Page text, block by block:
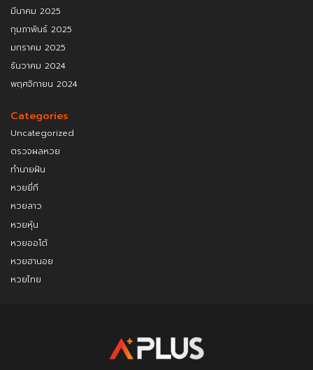
มีนาคม 2025
กุมภาพันธ์ 2025
มกราคม 2025
ธันวาคม 2024
พฤศจิกายน 2024
Categories
Uncategorized
ตรวจผลหวย
ทำนายฝัน
หวยยี่กี
หวยลาว
หวยหุ้น
หวยออโต้
หวยฮานอย
หวยไทย